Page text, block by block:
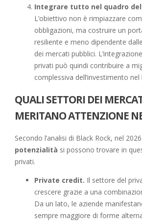
Integrare tutto nel quadro
L’obiettivo non è rimpiazzare
obbligazioni, ma costruire un
resiliente e meno dipendente
dei mercati pubblici.
privati può quindi contribuire a
complessiva dell’investimento
QUALI SETTORI DEI
MERITANO ATTENZIONE
Secondo l’analisi di Black Rock, nel
potenzialità si possono trovare in
privati.
Private credit. Il settore del
crescere grazie a una
Da un lato, le aziende
sempre maggiore di forme